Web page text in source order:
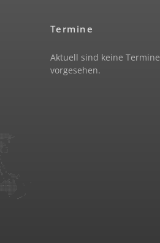
Termine
Aktuell sind keine Termine
vorgesehen.